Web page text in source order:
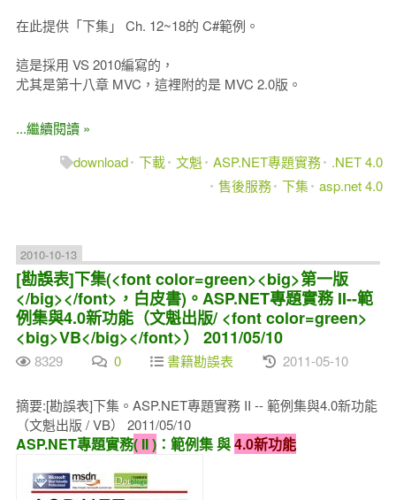
在此提供「下集」 Ch. 12~18的 C#範例。
這是採用 VS 2010編寫的，
尤其是第十八章 MVC，這裡附的是 MVC 2.0版。
...繼續閱讀 »
download 下載 文魁 ASP.NET專題實務
.NET 4.0
售後服務 下集 asp.net 4.0
2010-10-13
[勘誤表]下集(<font color=green><big>第一版
</big></font>，白皮書)。ASP.NET專題實務 II--範
例集與4.0新功能（文魁出版/ <font color=green>
<big>VB</big></font>） 2011/05/10
8329 0 書籍勘誤表 2011-05-10
摘要:[勘誤表]下集。ASP.NET專題實務 II -- 範例集與4.0新功能
（文魁出版 / VB） 2011/05/10
ASP.NET專題實務( II )：範例集 與4.0新功能